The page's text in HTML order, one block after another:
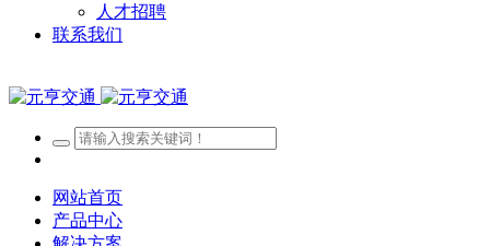
人才招聘
联系我们
网站首页
产品中心